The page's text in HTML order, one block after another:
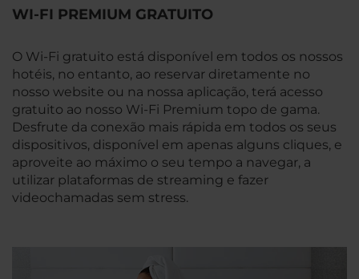
WI-FI PREMIUM GRATUITO
O Wi-Fi gratuito está disponível em todos os nossos
hotéis, no entanto, ao reservar diretamente no
nosso website ou na nossa aplicação, terá acesso
gratuito ao nosso Wi-Fi Premium topo de gama.
Desfrute da conexão mais rápida em todos os seus
dispositivos, disponível em apenas alguns cliques, e
aproveite ao máximo o seu tempo a navegar, a
utilizar plataformas de streaming e fazer
videochamadas sem stress.